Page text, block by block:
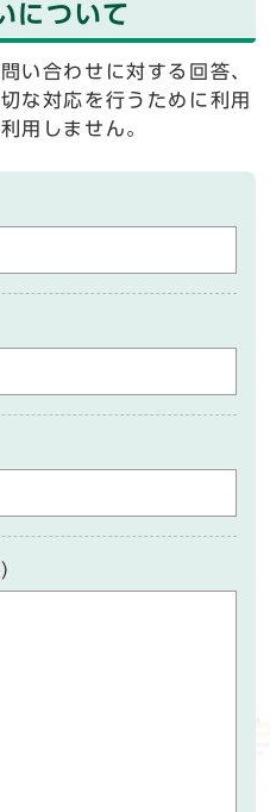
について
い合わせに対する回答、
な対応を行うために利用
用しません。
）